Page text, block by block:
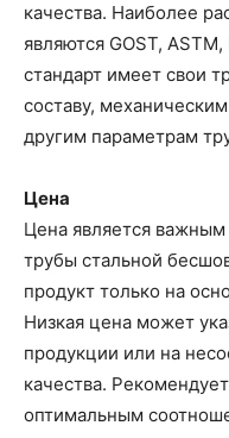
качества. Наиболее
являются GOST,
стандарт имеет свои
составу,
другим параметрам
Цена
Цена является
трубы стальной
продукт только на
Низкая цена может
продукции или на
качества.
оптимальным